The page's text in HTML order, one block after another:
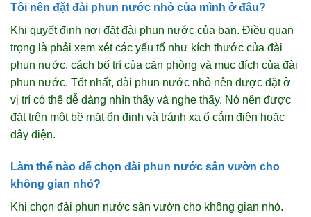
Tôi nên đặt đài phun nước nhỏ của mình ở đâu?
Khi quyết định nơi đặt đài phun nước của bạn. Điều quan
trọng là phải xem xét các yếu tố như kích thước của đài
phun nước, cách bố trí của căn phòng và mục đích của đài
phun nước. Tốt nhất, đài phun nước nhỏ nên được đặt ở
vị trí có thể dễ dàng nhìn thấy và nghe thấy. Nó nên được
đặt trên một bề mặt ổn định và tránh xa ổ cắm điện hoặc
dây điện.
Làm thế nào để chọn đài phun nước sân vườn cho
không gian nhỏ?
Khi chọn đài phun nước sân vườn cho không gian nhỏ.